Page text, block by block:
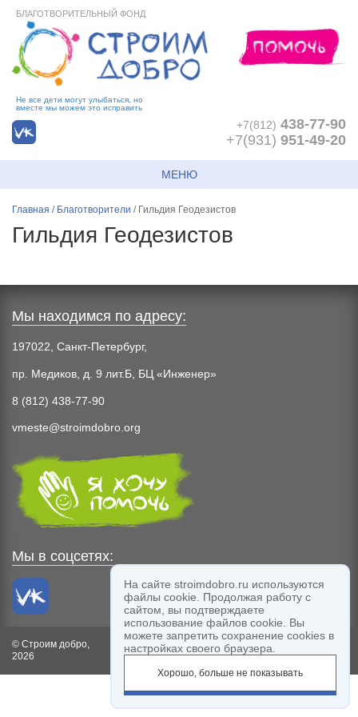
БЛАГОТВОРИТЕЛЬНЫЙ ФОНД
Не все дети могут улыбаться, но
вместе мы можем это исправить
+7(812) 438-77-90
+7(931) 951-49-20
МЕНЮ
Главная / Благотворители / Гильдия Геодезистов
Гильдия Геодезистов
Мы находимся по адресу:
197022, Санкт-Петербург,
пр. Медиков, д. 9 лит.Б, БЦ «Инженер»
8 (812) 438-77-90
vmeste@stroimdobro.org
Мы в соцсетях:
© Строим добро,
2026
Благодарим компаниюLabelmen
сайта
На сайте stroimdobro.ru используются
файлы cookie. Продолжая работу с
сайтом, вы подтверждаете
использование файлов cookie. Вы
можете запретить сохранение cookies в
настройках своего браузера.
Хорошо, больше не показывать